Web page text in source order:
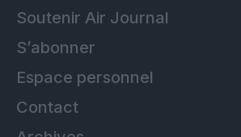
Soutenir Air Journal
S’abonner
Espace personnel
Contact